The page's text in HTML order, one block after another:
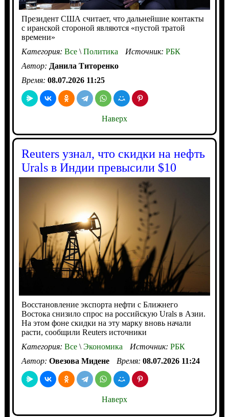
Президент США считает, что дальнейшие контакты
с иранской стороной являются «пустой тратой
времени»
Категория: Все\Политика Источник: РБК
Автор: Данила Титоренко
Время: 08.07.2026 11:25
Наверх
Reuters узнал, что скидки на нефть
Urals в Индии превысили $10
Восстановление экспорта нефти с Ближнего
Востока снизило спрос на российскую Urals в Азии.
На этом фоне скидки на эту марку вновь начали
расти, сообщили Reuters источники
Категория: Все\Экономика Источник: РБК
Автор: Овезова Мидене Время: 08.07.2026 11:24
Наверх